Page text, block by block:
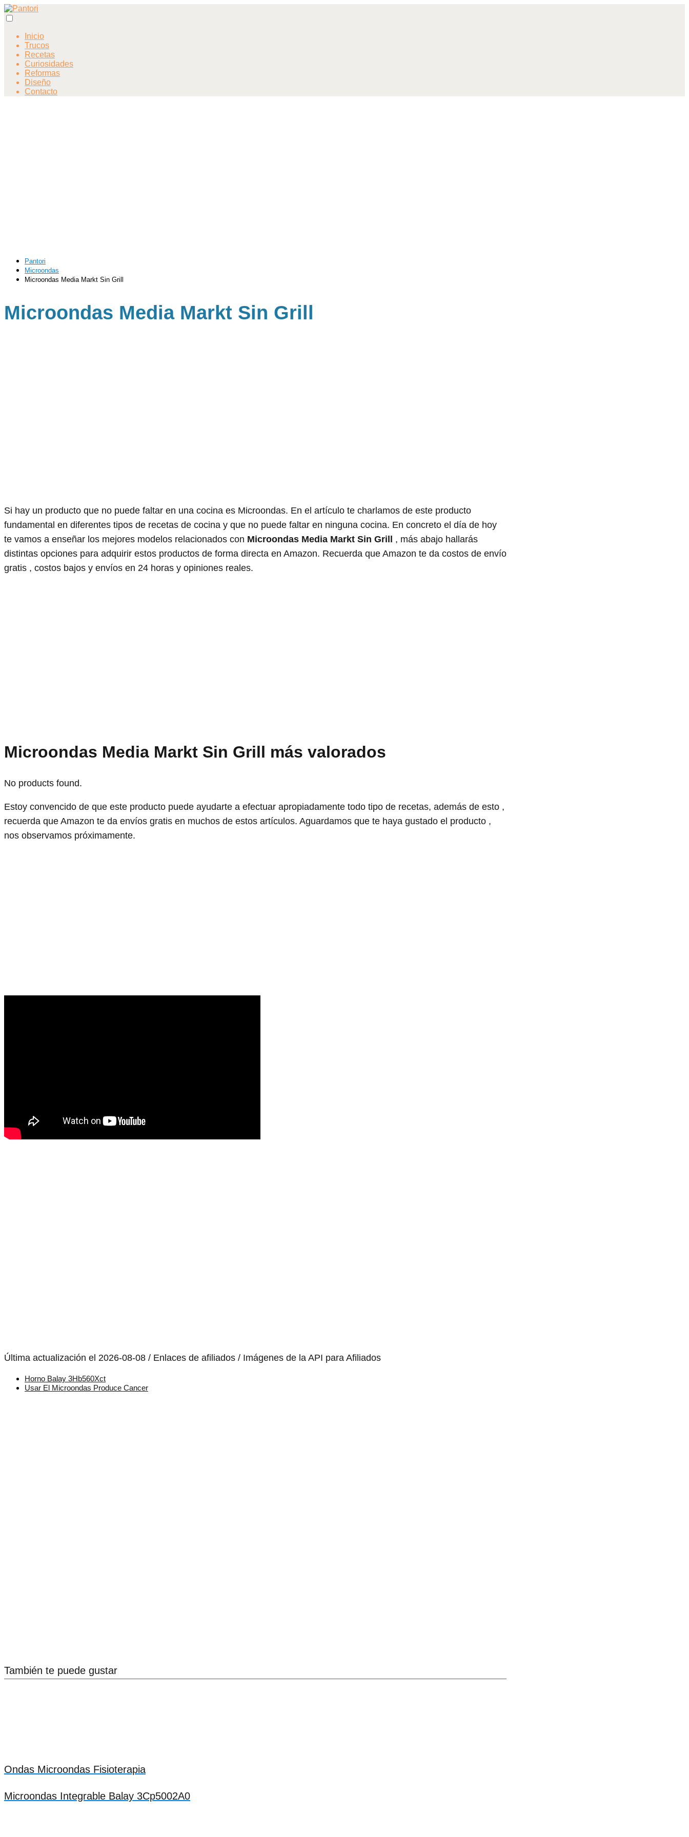
Inicio
Trucos
Recetas
Curiosidades
Reformas
Diseño
Contacto
Pantori
Microondas
Microondas Media Markt Sin Grill
Microondas Media Markt Sin Grill
Si hay un producto que no puede faltar en una cocina es Microondas. En el artículo te charlamos de este producto
fundamental en diferentes tipos de recetas de cocina y que no puede faltar en ninguna cocina. En concreto el día de hoy
te vamos a enseñar los mejores modelos relacionados con Microondas Media Markt Sin Grill
, más abajo hallarás
distintas opciones para adquirir estos productos de forma directa en Amazon. Recuerda que Amazon te da costos de envío
gratis , costos bajos y envíos en 24 horas y opiniones reales.
Microondas Media Markt Sin Grill más valorados
No products found.
Estoy convencido de que este producto puede ayudarte a efectuar apropiadamente todo tipo de recetas, además de esto ,
recuerda que Amazon te da envíos gratis en muchos de estos artículos. Aguardamos que te haya gustado el producto ,
nos observamos próximamente.
Última actualización el 2026-08-08 / Enlaces de afiliados / Imágenes de la API para Afiliados
Horno Balay 3Hb560Xct
Usar El Microondas Produce Cancer
También te puede gustar
Ondas Microondas Fisioterapia
Microondas Integrable Balay 3Cp5002A0